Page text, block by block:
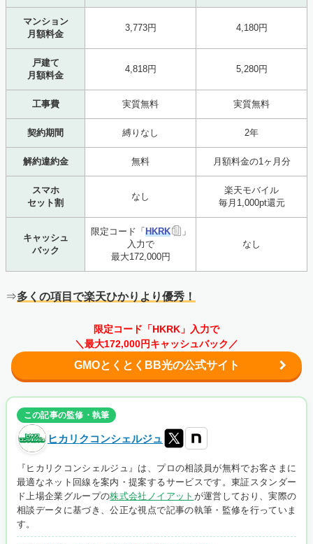
マンション
月額料金
3,773円 4,180円
戸建て
月額料金
4,818円 5,280円
工事費 実質無料 実質無料
契約期間 縛りなし 2年
解約違約金 無料 月額料金の1ヶ月分
スマホ
セット割
なし
楽天モバイル
毎月1,000pt還元
キャッシュ
バック
限定コード「 HKRK
」
入力で
最大172,000円
なし
⇒多くの項目で楽天ひかりより優秀！
限定コード「HKRK」入力で
＼最大172,000円キャッシュバック／
GMOとくとくBB光の公式サイト
この記事の監修・執筆
ヒカリクコンシェルジュ
『ヒカリクコンシェルジュ』は、プロの相談員が無料でお客さまに
最適なネット回線を案内・提案するサービスです。東証スタンダー
ド上場企業グループの株式会社ノイアット が運営しており、実際の
相談データに基づき、公正な視点で記事の執筆・監修を行っていま
す。